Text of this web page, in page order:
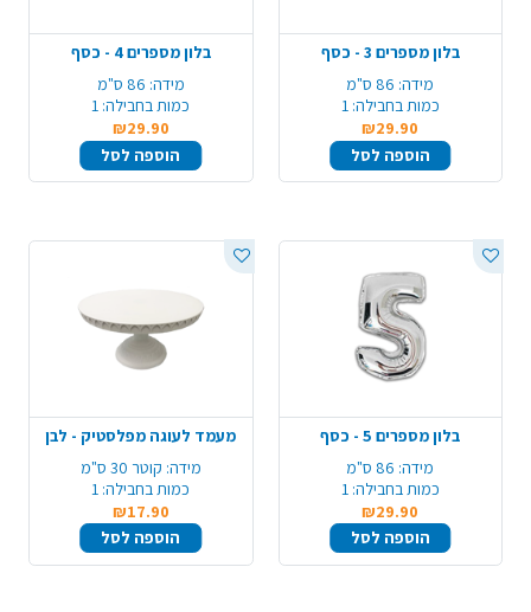
בלון מספרים 3 - כסף
מידה: 86 ס"מ
כמות בחבילה: 1
₪29.90
הוספה לסל
בלון מספרים 4 - כסף
מידה: 86 ס"מ
כמות בחבילה: 1
₪29.90
הוספה לסל
בלון מספרים 5 - כסף
מידה: 86 ס"מ
כמות בחבילה: 1
₪29.90
הוספה לסל
מעמד לעוגה מפלסטיק - לבן
מידה: קוטר 30 ס"מ
כמות בחבילה: 1
₪17.90
הוספה לסל